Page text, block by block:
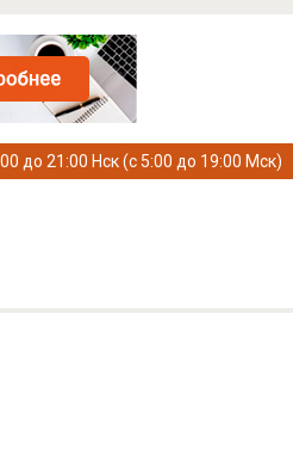
до 21:00 Нск (с 5:00 до 19:00 Мск)